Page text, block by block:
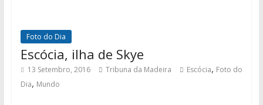
Foto do Dia
Escócia, ilha de Skye
13 Setembro, 2016 Tribuna da Madeira Escócia, Foto do
Dia, Mundo